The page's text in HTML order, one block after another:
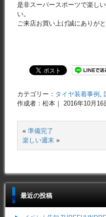
是非スーパースポーツで楽し
い。
ご来店お買い上げ誠にありが
カテゴリー： タイヤ装着事例 ,
作成者：松本｜ 2016年10月16
« 準備完了
楽しい週末 »
最近の投稿